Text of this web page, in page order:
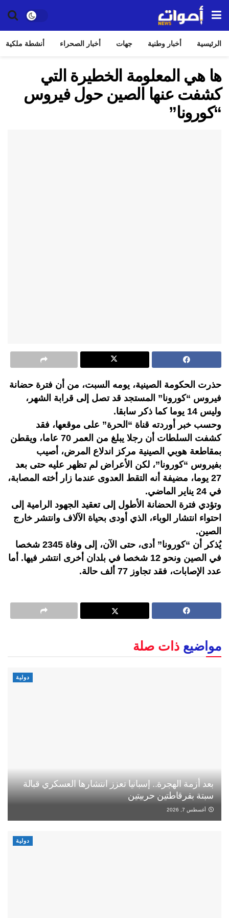
الرئيسية أخبار وطنية جهات أخبار الصحراء أنشطة ملكية
ها هي المعلومة الخطيرة التي
كشفت عنها الصين حول فيروس
“كورونا”
حذرت الحكومة الصينية، يومه السبت، من أن فترة حضانة
فيروس “كورونا” المستجد قد تصل إلى قرابة الشهر،
وليس 14 يوما كما ذكر سابقا.
وحسب خبر أوردته قناة “الحرة” على موقعها، فقد
كشفت السلطات أن رجلا يبلغ من العمر 70 عاما، ويقطن
بمقاطعة هوبي الصينية مركز اندلاع المرض، أصيب
بفيروس “كورونا”، لكن الأعراض لم تظهر عليه حتى بعد
27 يوما، مضيفة أنه التقط العدوى عندما زار أخته المصابة،
في 24 يناير الماضي.
وتؤدي فترة الحضانة الأطول إلى تعقيد الجهود الرامية إلى
احتواء انتشار الوباء، الذي أودى بحياة الآلاف وانتشر خارج
الصين.
يُذكر أن “كورونا” أدى، حتى الآن، إلى وفاة 2345 شخصا
في الصين ونحو 12 شخصا في بلدان أخرى انتشر فيها. أما
عدد الإصابات، فقد تجاوز 77 ألف حالة.
مواضيع ذات صلة
دولية
بعد أزمة الهجرة.. إسبانيا تعزز انتشارها العسكري قبالة
سبتة بفرقاطتين حربيتين
أغسطس 7, 2026
دولية